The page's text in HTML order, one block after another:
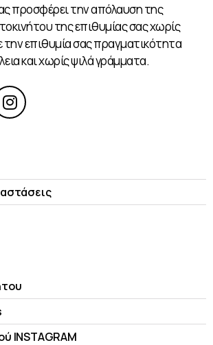
προσφέρει την απόλαυση της
της επιθυμίας σας χωρίς
την επιθυμία σας πραγματικότητα
και χωρίς ψιλά γράμματα.
INSTAGRAM